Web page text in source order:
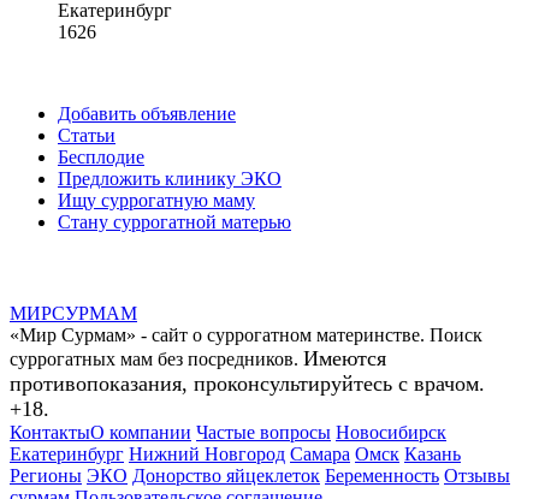
Екатеринбург
1626
Добавить объявление
Статьи
Бесплодие
Предложить клинику ЭКО
Ищу суррогатную маму
Стану суррогатной матерью
МИРСУРМАМ
«Мир Сурмам» - сайт о суррогатном материнстве. Поиск
суррогатных мам без посредников. Имеются
противопоказания, проконсультируйтесь с врачом.
+18.
КонтактыО компании Частые вопросы Новосибирск
Екатеринбург Нижний Новгород Самара Омск Казань
Регионы ЭКО Донорство яйцеклеток Беременность Отзывы